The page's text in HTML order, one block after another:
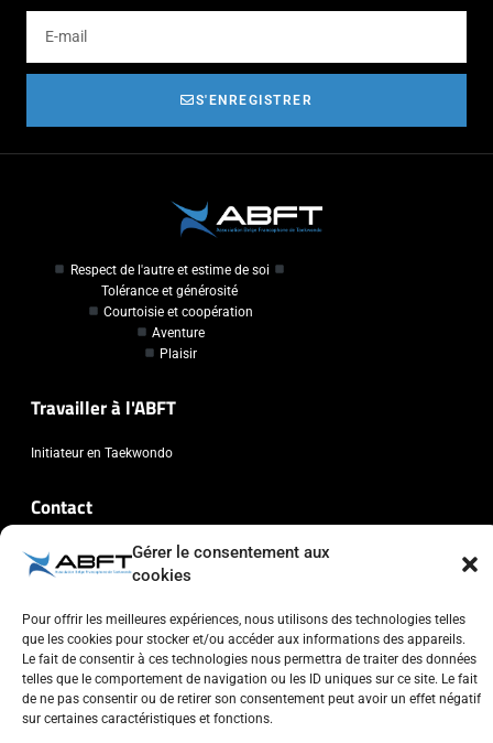
Gérer le consentement aux
cookies
Pour offrir les meilleures expériences, nous utilisons des technologies telles
que les cookies pour stocker et/ou accéder aux informations des appareils.
Le fait de consentir à ces technologies nous permettra de traiter des données
telles que le comportement de navigation ou les ID uniques sur ce site. Le fait
de ne pas consentir ou de retirer son consentement peut avoir un effet négatif
sur certaines caractéristiques et fonctions.
S'ENREGISTRER
Respect de l'autre et estime de soi
Tolérance et générosité
Courtoisie et coopération
Aventure
Plaisir
Travailler à l'ABFT
Initiateur en Taekwondo
Contact
Association Belge Francophone de Taekwondo
Chaussée de Wavre, 2057 - 1160 Auderghem
info@abft.be
+32 (0)2 347 34 77